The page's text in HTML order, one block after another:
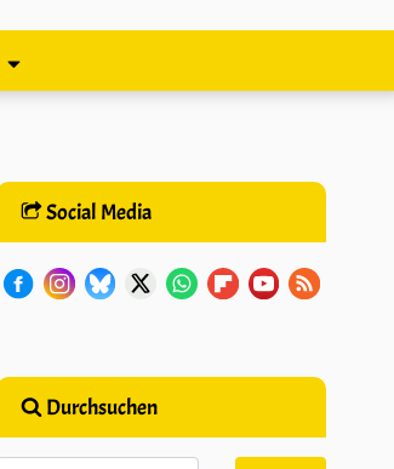
Social Media
Durchsuchen